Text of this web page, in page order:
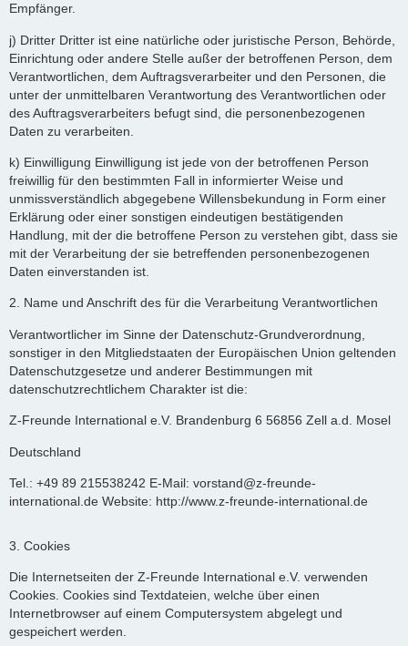
Empfänger.
j) Dritter Dritter ist eine natürliche oder juristische Person, Behörde,
Einrichtung oder andere Stelle außer der betroffenen Person, dem
Verantwortlichen, dem Auftragsverarbeiter und den Personen, die
unter der unmittelbaren Verantwortung des Verantwortlichen oder
des Auftragsverarbeiters befugt sind, die personenbezogenen
Daten zu verarbeiten.
k) Einwilligung Einwilligung ist jede von der betroffenen Person
freiwillig für den bestimmten Fall in informierter Weise und
unmissverständlich abgegebene Willensbekundung in Form einer
Erklärung oder einer sonstigen eindeutigen bestätigenden
Handlung, mit der die betroffene Person zu verstehen gibt, dass sie
mit der Verarbeitung der sie betreffenden personenbezogenen
Daten einverstanden ist.
2. Name und Anschrift des für die Verarbeitung Verantwortlichen
Verantwortlicher im Sinne der Datenschutz-Grundverordnung,
sonstiger in den Mitgliedstaaten der Europäischen Union geltenden
Datenschutzgesetze und anderer Bestimmungen mit
datenschutzrechtlichem Charakter ist die:
Z-Freunde International e.V. Brandenburg 6 56856 Zell a.d. Mosel
Deutschland
Tel.: +49 89 215538242 E-Mail: vorstand@z-freunde-
international.de Website: http://www.z-freunde-international.de
3. Cookies
Die Internetseiten der Z-Freunde International e.V. verwenden
Cookies. Cookies sind Textdateien, welche über einen
Internetbrowser auf einem Computersystem abgelegt und
gespeichert werden.